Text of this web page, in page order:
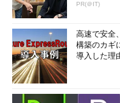
PR(＠IT)
高速で安全
構築のカギ
導入した理